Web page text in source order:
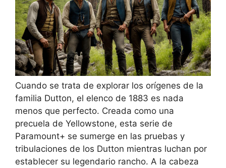
Cuando se trata de explorar los orígenes de la
familia Dutton, el elenco de 1883 es nada
menos que perfecto. Creada como una
precuela de Yellowstone, esta serie de
Paramount+ se sumerge en las pruebas y
tribulaciones de los Dutton mientras luchan por
establecer su legendario rancho. A la cabeza